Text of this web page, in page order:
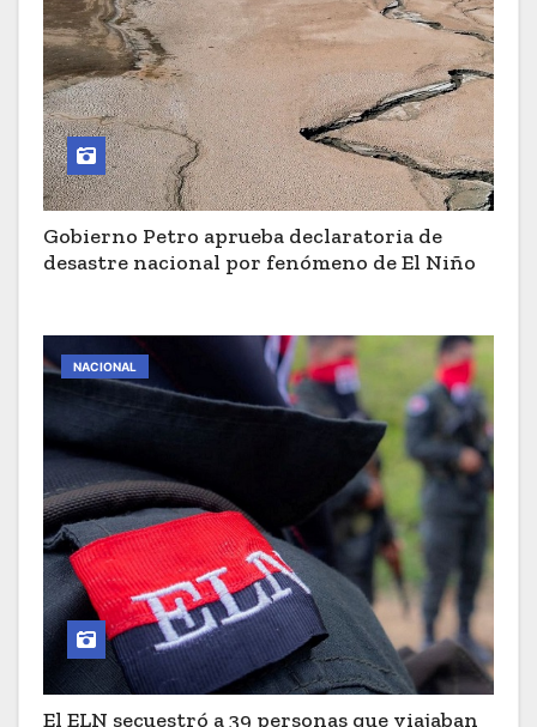
Gobierno Petro aprueba declaratoria de
desastre nacional por fenómeno de El Niño
NACIONAL
El ELN secuestró a 39 personas que viajaban